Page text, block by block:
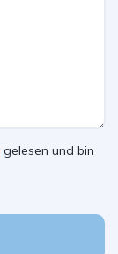
gelesen und bin